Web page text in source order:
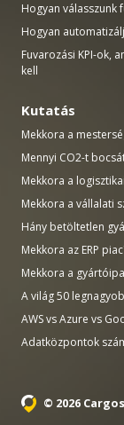
Hogyan válasszunk
Hogyan
Fuvarozási KPI-ok,
kell
Kutatás
Mekkora a
Mennyi CO2-t
Mekkora a
Mekkora a vállalati
Hány betöltetlen
Mekkora az ERP
Mekkora a
A világ 50
AWS vs Azure vs
Adatközpontok
© 2026